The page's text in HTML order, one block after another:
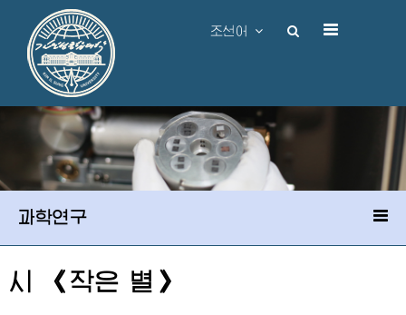
조선어
과학연구
시 《작은 별》